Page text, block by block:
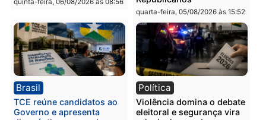
quinta-feira, 06/08/2026 às
Polícia
Homem é preso após
furtar peça de picanha e
Política
Jônatas França é
na convenção e